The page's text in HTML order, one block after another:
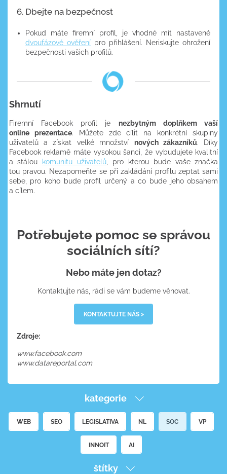
6. Dbejte na bezpečnost
Pokud máte firemní profil, je vhodné mít nastavené
dvoufázové ověření pro přihlášení. Neriskujte ohrožení
bezpečnosti vašich profilů.
Shrnutí
Firemní Facebook profil je nezbytným doplňkem vaší
online prezentace. Můžete zde cílit na konkrétní skupiny
uživatelů a získat velké množství nových zákazníků. Díky
Facebook reklamě máte vysokou šanci, že vybudujete kvalitní
a stálou
komunitu uživatelů , pro kterou bude vaše značka
tou pravou. Nezapomeňte se při zakládání profilu zeptat sami
sebe, pro koho bude profil určený a co bude jeho obsahem
a cílem.
Potřebujete pomoc se správou
sociálních sítí?
Nebo máte jen dotaz?
Kontaktujte nás, rádi se vám budeme věnovat.
KONTAKTUJTE NÁS >
Zdroje:
www.facebook.com
www.datareportal.com
kategorie
WEB SEO LEGISLATIVA NL SOC VP
INNOIT AI
štítky